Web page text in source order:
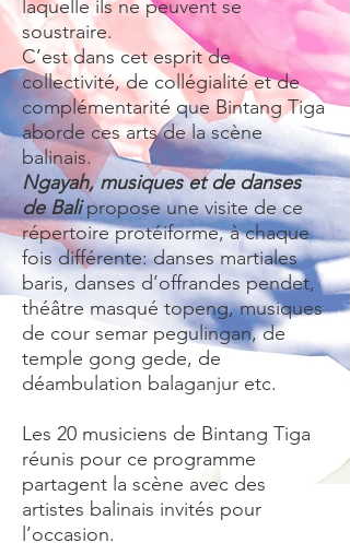
laquelle ils ne peuvent se
soustraire.
C’est dans cet esprit de
collectivité, de collégialité et de
complémentarité que Bintang Tiga
aborde ces arts de la scène
balinais.
Ngayah, musiques et de danses
de Balipropose une visite de ce
répertoire protéiforme, à chaque
fois différente: danses martiales
baris, danses d’offrandes pendet,
théâtre masqué topeng, musiques
de cour semar pegulingan, de
temple gong gede, de
déambulation balaganjur etc.
Les 20 musiciens de Bintang Tiga
réunis pour ce programme
partagent la scène avec des
artistes balinais invités pour
l’occasion.